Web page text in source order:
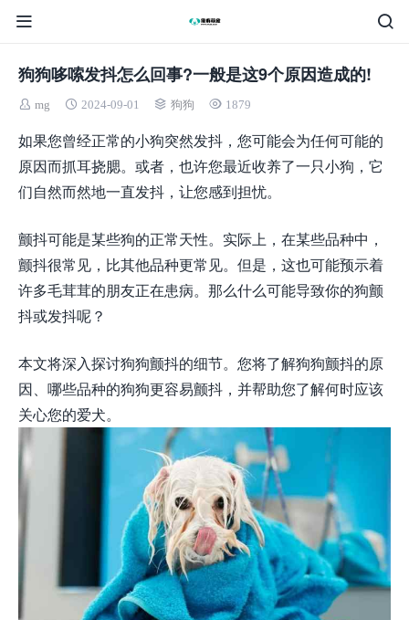
狗狗哆嗦发抖怎么回事?一般是这9个原因造成的!
mg 2024-09-01 狗狗 1879
如果您曾经正常的小狗突然发抖，您可能会为任何可能的
原因而抓耳挠腮。或者，也许您最近收养了一只小狗，它
们自然而然地一直发抖，让您感到担忧。
颤抖可能是某些狗的正常天性。实际上，在某些品种中，
颤抖很常见，比其他品种更常见。但是，这也可能预示着
许多毛茸茸的朋友正在患病。那么什么可能导致你的狗颤
抖或发抖呢？
本文将深入探讨狗狗颤抖的细节。您将了解狗狗颤抖的原
因、哪些品种的狗狗更容易颤抖，并帮助您了解何时应该
关心您的爱犬。